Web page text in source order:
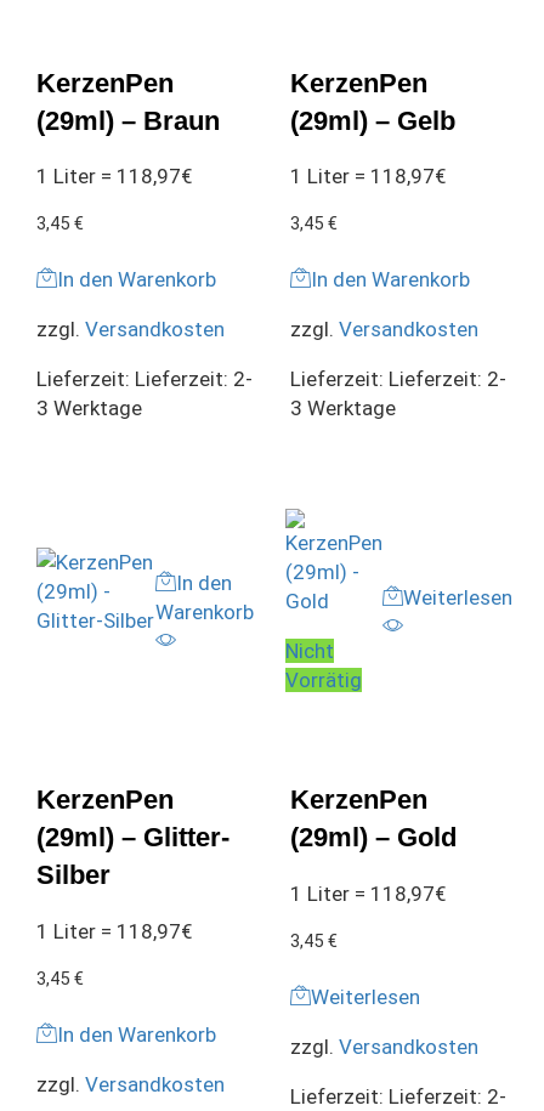
KerzenPen
(29ml) – Braun
1 Liter = 118,97€
3,45 €
In den Warenkorb
zzgl. Versandkosten
Lieferzeit: Lieferzeit: 2-
3 Werktage
KerzenPen
(29ml) – Gelb
1 Liter = 118,97€
3,45 €
In den Warenkorb
zzgl. Versandkosten
Lieferzeit: Lieferzeit: 2-
3 Werktage
In den
Warenkorb
KerzenPen
(29ml) – Glitter-
Silber
1 Liter = 118,97€
3,45 €
In den Warenkorb
zzgl. Versandkosten
Nicht
Vorrätig
Weiterlesen
KerzenPen
(29ml) – Gold
1 Liter = 118,97€
3,45 €
Weiterlesen
zzgl. Versandkosten
Lieferzeit: Lieferzeit: 2-